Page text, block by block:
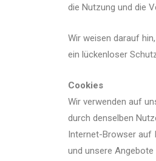
die Nutzung und die
Wir weisen darauf
ein lückenloser
Cookies
Wir verwenden auf
durch denselben
Internet-Browser auf
und unsere